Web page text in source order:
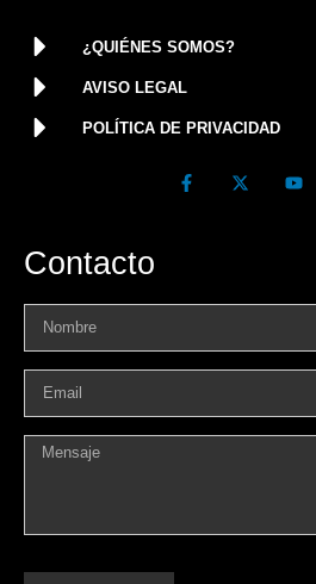
¿QUIÉNES SOMOS?
AVISO LEGAL
POLÍTICA DE PRIVACIDAD
Contacto